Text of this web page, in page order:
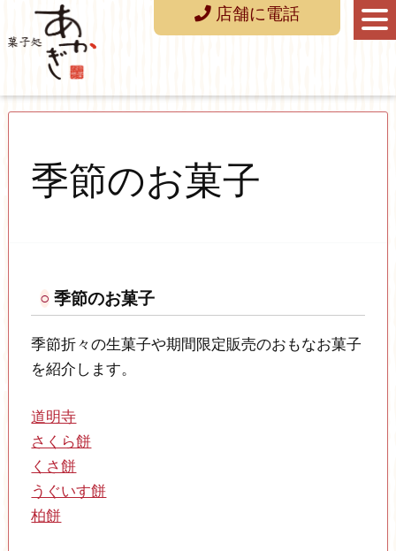
季節のお菓子
季節のお菓子
季節折々の生菓子や期間限定販売のおもなお菓子
を紹介します。
道明寺
さくら餅
くさ餅
うぐいす餅
柏餅
店舗に電話